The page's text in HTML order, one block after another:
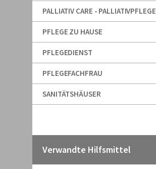
PALLIATIV CARE - PALLIATIVPFLEGE
PFLEGE ZU HAUSE
PFLEGEDIENST
PFLEGEFACHFRAU
SANITÄTSHÄUSER
Verwandte Hilfsmittel